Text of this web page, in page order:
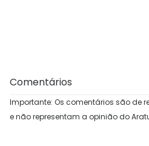
Comentários
Importante: Os comentários são de
e não representam a opinião do